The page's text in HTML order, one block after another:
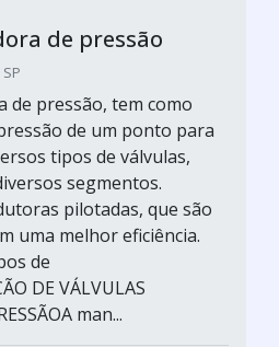
de pressão
de pressão, tem como
de um ponto para
tipos de válvulas,
segmentos.
pilotadas, que são
uma melhor eficiência.
de
DE VÁLVULAS
man...